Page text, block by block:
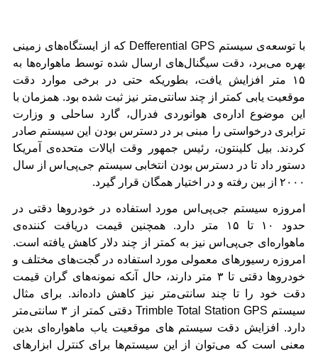
با توسعه‌ی سیستم Defferential GPS که از ایستگاه‌های زمینی
بهره می‌برد، دقت سیگنال‌های ارسال شده توسط ماهواره‌ها به
۱۵ متر افزایش یافت، بطوریکه حتی در برخی موارد دقت
موقعیت یابی کمتر از چند سانتی‌متر نیز ثبت شده بود. همزمان با
این موضوع اداره‌ی هوانوردی فدرال، گارد ساحلی و وزارت
ترابری درخواستی را مبنی بر در دسترس بودن این سیستم صادر
کردند. بیل کلینتون، رئیس جمهور وقت ایالات متحده‌ی آمریکا
دستور داد تا در دسترس بودن انتخابی سیستم جی‌پی‌اس از سال
۲۰۰۰ از بین رفته و در اختیار همگان قرار گیرد.
امروزه سیستم جی‌پی‌اس مورد استفاده در خودروها دقتی در
حدود ۱۰ تا ۱۵ متر دارد. همچنین قیمت دریافت کننده‌ی
ماهواره‌ای جی‌پی‌اس نیز به کمتر از چند دلار کاهش یافته است.
امروزه رسیورهای معمولی مورد استفاده در گجت‌های مختلف و
خودروها دقتی تا ۳ متر دارند، حال آنکه نمونه‌های گران قیمت
دقت خود را تا چند سانتی‌متر نیز کاهش داده‌اند. برای مثال
سیستم Trimble Total Station GPS
دقتی کمتر از ۳ سانتی‌متر
دارد. افزایش دقت سیستم های موقعیت یاب ماهواره‌ای بدین
معنی است که می‌توان از این سیستم‌ها برای کنترل ابزار‌های